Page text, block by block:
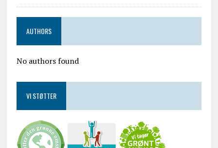
AUTHORS
No authors found
VI STØTTER